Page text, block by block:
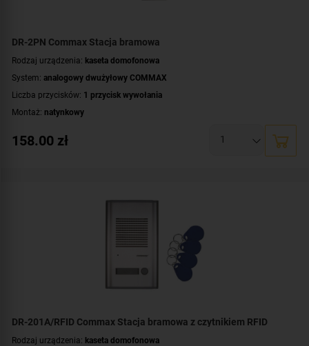
DR-2PN Commax Stacja bramowa
Rodzaj urządzenia: kaseta domofonowa
System: analogowy dwużyłowy COMMAX
Liczba przycisków: 1 przycisk wywołania
Montaż: natynkowy
158.00 zł
DR-201A/RFID Commax Stacja bramowa z czytnikiem RFID
Rodzaj urządzenia: kaseta domofonowa